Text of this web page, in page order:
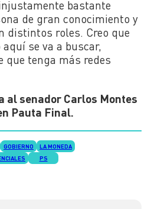
bastante
de gran conocimiento y
distintos roles. Creo que
se va a buscar,
que tenga más redes
al senador Carlos Montes
Pauta Final.
GOBIERNO
LA MONEDA
PS